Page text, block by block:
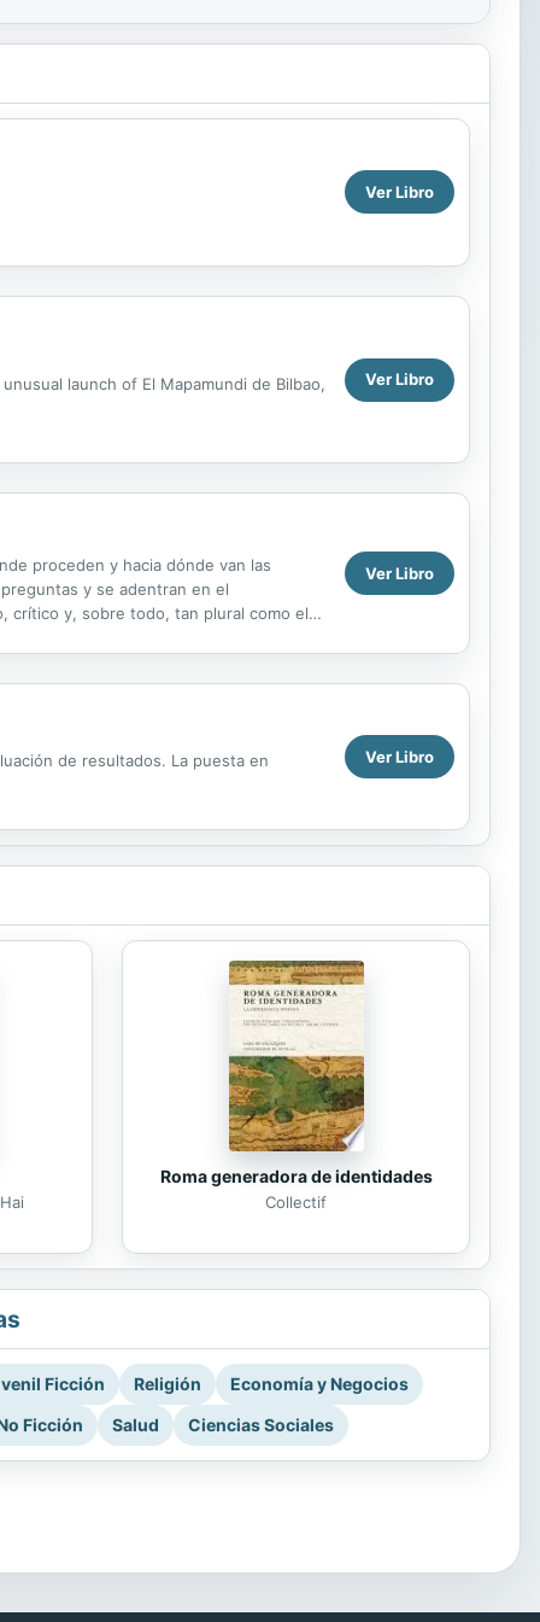
Ver Libro
launch of El Mapamundi de Bilbao, Ver Libro
proceden y hacia dónde van las
y se adentran en el
crítico y, sobre todo, tan plural como el
Ver Libro
de resultados. La puesta en Ver Libro
Roma generadora de identidades
Collectif
Ficción Religión
Economía y Negocios
Ficción
Salud Ciencias Sociales